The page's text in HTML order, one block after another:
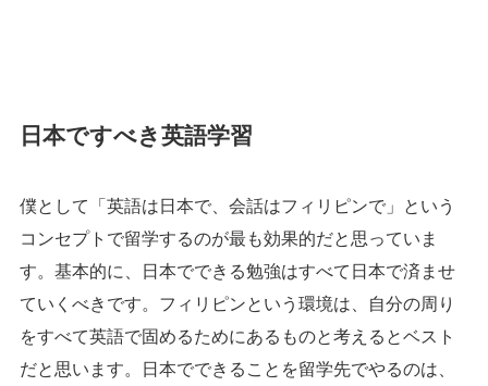
日本ですべき英語学習
僕として「英語は日本で、会話はフィリピンで」という
コンセプトで留学するのが最も効果的だと思っていま
す。基本的に、日本でできる勉強はすべて日本で済ませ
ていくべきです。フィリピンという環境は、自分の周り
をすべて英語で固めるためにあるものと考えるとベスト
だと思います。日本でできることを留学先でやるのは、